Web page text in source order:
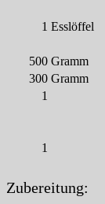
1 Esslöffel
500 Gramm
300 Gramm
1
1
Zubereitung: